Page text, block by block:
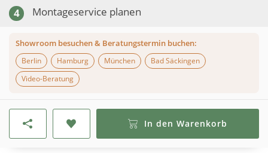
4 Montageservice planen
Showroom besuchen & Beratungstermin buchen:
Berlin
Hamburg München
Bad Säckingen
Video-Beratung
In den Warenkorb